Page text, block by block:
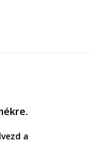
a